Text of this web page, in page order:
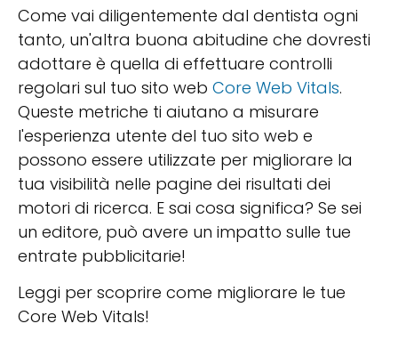
Come vai diligentemente dal dentista ogni
tanto, un'altra buona abitudine che dovresti
adottare è quella di effettuare controlli
regolari sul tuo sito web Core Web Vitals.
Queste metriche ti aiutano a misurare
l'esperienza utente del tuo sito web e
possono essere utilizzate per migliorare la
tua visibilità nelle pagine dei risultati dei
motori di ricerca. E sai cosa significa? Se sei
un editore, può avere un impatto sulle tue
entrate pubblicitarie!
Leggi per scoprire come migliorare le tue
Core Web Vitals!